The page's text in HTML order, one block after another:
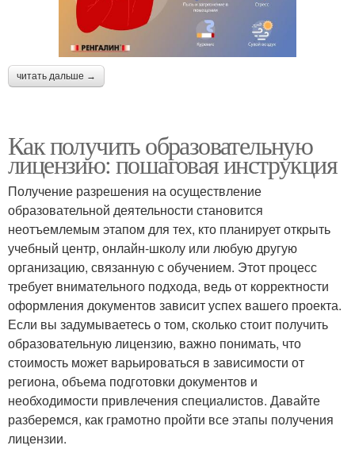
читать дальше →
Как получить образовательную
лицензию: пошаговая инструкция
Получение разрешения на осуществление
образовательной деятельности становится
неотъемлемым этапом для тех, кто планирует открыть
учебный центр, онлайн-школу или любую другую
организацию, связанную с обучением. Этот процесс
требует внимательного подхода, ведь от корректности
оформления документов зависит успех вашего проекта.
Если вы задумываетесь о том, сколько стоит получить
образовательную лицензию, важно понимать, что
стоимость может варьироваться в зависимости от
региона, объема подготовки документов и
необходимости привлечения специалистов. Давайте
разберемся, как грамотно пройти все этапы получения
лицензии.